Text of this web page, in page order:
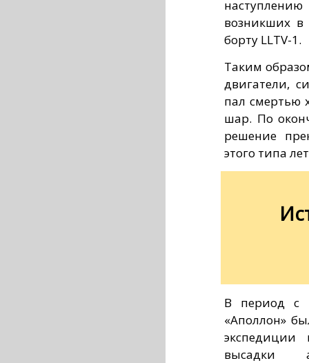
возникших в
борту LLTV-1.
Таким
двигатели,
пал смертью
шар. По
решение
этого типа
В период с
«Аполлон»
экспедиции
высадки